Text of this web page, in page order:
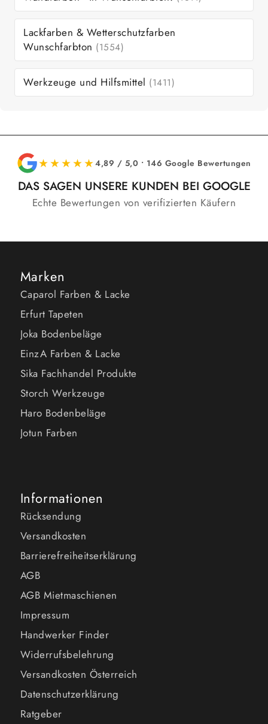
Lackfarben & Wetterschutzfarben
Wunschfarbton (1554)
Werkzeuge und Hilfsmittel (1411)
★★★★★4,89 / 5,0 • 146 Google Bewertungen
DAS SAGEN UNSERE KUNDEN BEI GOOGLE
Echte Bewertungen von verifizierten Käufern
Marken
Caparol Farben & Lacke
Erfurt Tapeten
Joka Bodenbeläge
EinzA Farben & Lacke
Sika Fachhandel Produkte
Storch Werkzeuge
Haro Bodenbeläge
Jotun Farben
Informationen
Rücksendung
Versandkosten
Barrierefreiheitserklärung
AGB
AGB Mietmaschienen
Impressum
Handwerker Finder
Widerrufsbelehrung
Versandkosten Österreich
Datenschutzerklärung
Ratgeber